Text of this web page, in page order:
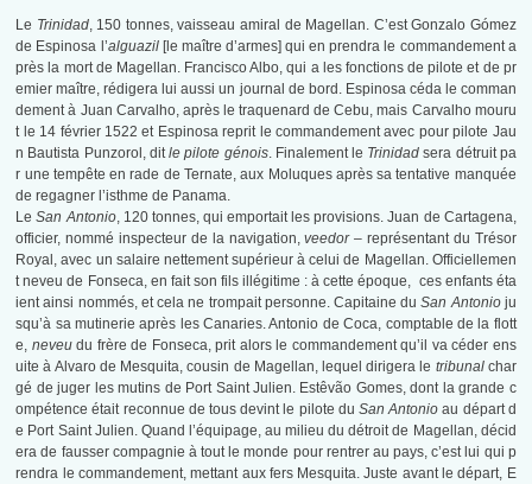
Le Trinidad, 150 tonnes, vaisseau amiral de Magellan. C’est Gonzalo Gómez
de Espinosa l’alguazil [le maître d’armes] qui en prendra le commandement a
près la mort de Magellan. Francisco Albo, qui a les fonctions de pilote et de pr
emier maître, rédigera lui aussi un journal de bord. Espinosa céda le comman
dement à Juan Carvalho, après le traquenard de Cebu, mais Carvalho mouru
t le 14 février 1522 et Espinosa reprit le commandement avec pour pilote Jau
n Bautista Punzorol, ditle pilote génois. Finalement le Trinidadsera détruit pa
r une tempête en rade de Ternate, aux Moluques après sa tentative manquée
de regagner l’isthme de Panama.
LeSan Antonio, 120 tonnes, qui emportait les provisions. Juan de Cartagena,
officier, nommé inspecteur de la navigation,veedor –représentant du Trésor
Royal, avec un salaire nettement supérieur à celui de Magellan. Officiellemen
t neveu de Fonseca, en fait son fils illégitime : à cette époque, ces enfants éta
ient ainsi nommés, et cela ne trompait personne. Capitaine duSan Antonioju
squ’à sa mutinerie après les Canaries. Antonio de Coca, comptable de la flott
e, neveudu frère de Fonseca, prit alors le commandement qu’il va céder ens
uite à Alvaro de Mesquita, cousin de Magellan, lequel dirigera le tribunalchar
gé de juger les mutins de Port Saint Julien. Estêvão Gomes, dont la grande c
ompétence était reconnue de tous devint le pilote du San Antonioau départ d
e Port Saint Julien. Quand l’équipage, au milieu du détroit de Magellan, décid
era de fausser compagnie à tout le monde pour rentrer au pays, c’est lui qui p
rendra le commandement, mettant aux fers Mesquita. Juste avant le départ, E